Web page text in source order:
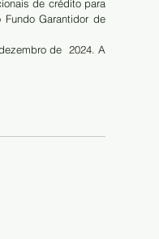
de crédito para
Garantidor de
de  2024. A